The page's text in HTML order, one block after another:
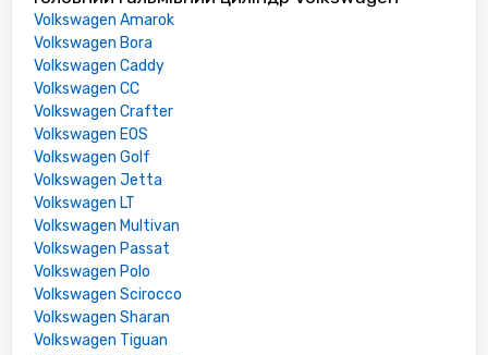
Volkswagen Amarok
Volkswagen Bora
Volkswagen Caddy
Volkswagen CC
Volkswagen Crafter
Volkswagen EOS
Volkswagen Golf
Volkswagen Jetta
Volkswagen LT
Volkswagen Multivan
Volkswagen Passat
Volkswagen Polo
Volkswagen Scirocco
Volkswagen Sharan
Volkswagen Tiguan